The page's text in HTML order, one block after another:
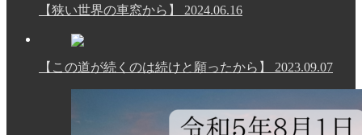
【狭い世界の車窓から】 2024.06.16
【この道が続くのは続けと願ったから】 2023.09.07